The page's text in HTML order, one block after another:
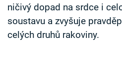
ničivý dopad na srdce i
soustavu a zvyšuje
celých druhů rakoviny.